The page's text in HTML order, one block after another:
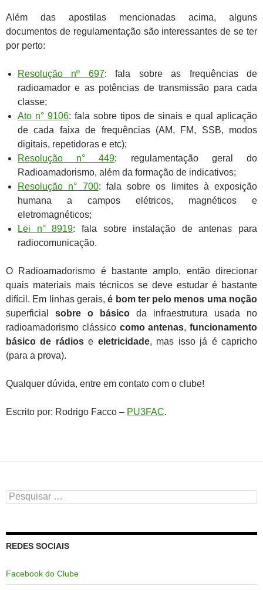
Além das apostilas mencionadas acima, alguns
documentos de regulamentação são interessantes de se ter
por perto:
Resolução nº 697: fala sobre as frequências de
radioamador e as potências de transmissão para cada
classe;
Ato n° 9106: fala sobre tipos de sinais e qual aplicação
de cada faixa de frequências (AM, FM, SSB, modos
digitais, repetidoras e etc);
Resolução n° 449: regulamentação geral do
Radioamadorismo, além da formação de indicativos;
Resolução n° 700: fala sobre os limites à exposição
humana a campos elétricos, magnéticos e
eletromagnéticos;
Lei n° 8919: fala sobre instalação de antenas para
radiocomunicação.
O Radioamadorismo é bastante amplo, então direcionar
quais materiais mais técnicos se deve estudar é bastante
difícil. Em linhas gerais,é bom ter pelo menos uma noção
superficial
sobre o básico da infraestrutura usada no
radioamadorismo clássico como antenas, funcionamento
básico de rádiose eletricidade, mas isso já é capricho
(para a prova).
Qualquer dúvida, entre em contato com o clube!
Escrito por: Rodrigo Facco – PU3FAC.
Pesquisar
por:
REDES SOCIAIS
Facebook do Clube